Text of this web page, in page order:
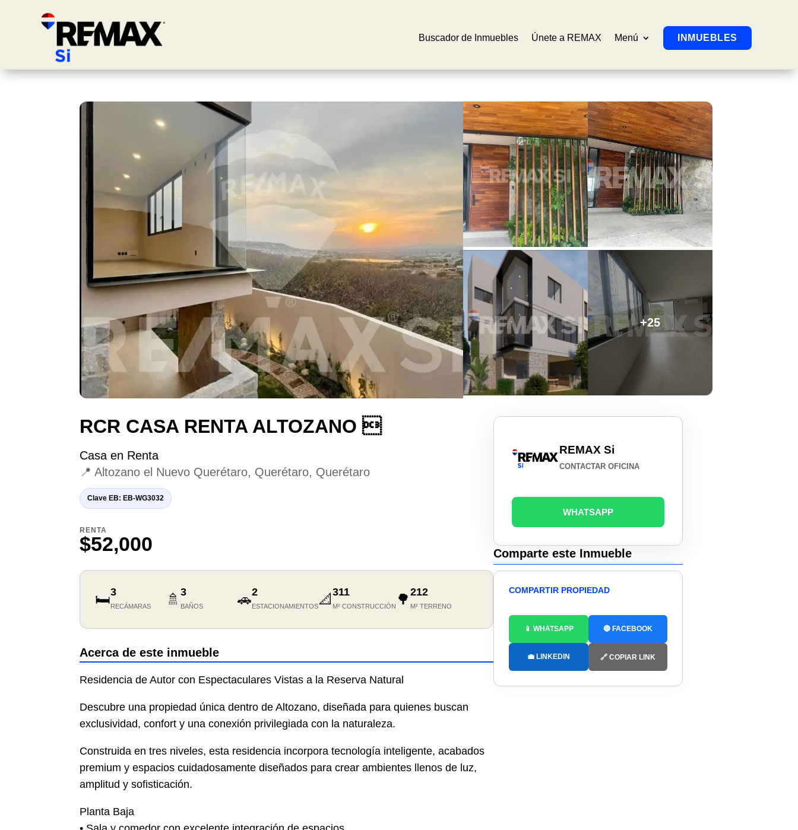
Buscador de Inmuebles Únete a REMAX Menú INMUEBLES
+25
RCR CASA RENTA ALTOZANO 
Casa en Renta
📍 Altozano el Nuevo Querétaro, Querétaro, Querétaro
Clave EB: EB-WG3032
RENTA
$52,000
🛏️3
RECÁMARAS 🚿3
BAÑOS 🚗2
ESTACIONAMIENTOS📐311
M² CONSTRUCCIÓN 🌳212
M² TERRENO
Acerca de este inmueble
Residencia de Autor con Espectaculares Vistas a la Reserva Natural
Descubre una propiedad única dentro de Altozano, diseñada para quienes buscan
exclusividad, confort y una conexión privilegiada con la naturaleza.
Construida en tres niveles, esta residencia incorpora tecnología inteligente, acabados
premium y espacios cuidadosamente diseñados para crear ambientes llenos de luz,
amplitud y sofisticación.
Planta Baja
REMAX Si
CONTACTAR OFICINA
WHATSAPP
Comparte este Inmueble
COMPARTIR PROPIEDAD
📱 WHATSAPP 🔵 FACEBOOK
💼 LINKEDIN 🔗 COPIAR LINK